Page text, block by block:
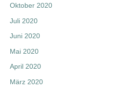
Oktober 2020
Juli 2020
Juni 2020
Mai 2020
April 2020
März 2020